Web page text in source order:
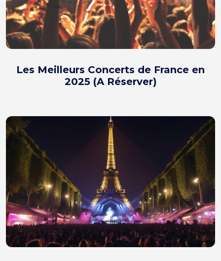
Les Meilleurs Concerts de France en
2025 (A Réserver)